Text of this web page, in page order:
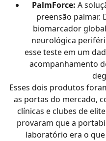
PalmForce: A
preensão palmar.
biomarcador
neurológica
esse teste em um
acompanhamento
Esses dois produtos
as portas do mercado,
clínicas e clubes de
provaram que a
laboratório era o